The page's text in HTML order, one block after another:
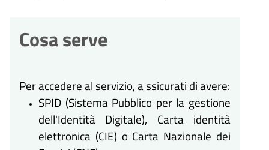
Cosa serve
Per accedere al servizio, a ssicurati di avere:
SPID (Sistema Pubblico per la gestione
dell'Identità Digitale), Carta identità
elettronica (CIE) o Carta Nazionale dei